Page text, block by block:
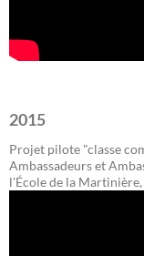
2015
Projet pilote "classe
Ambassadeurs et
l'École de la Martinière,